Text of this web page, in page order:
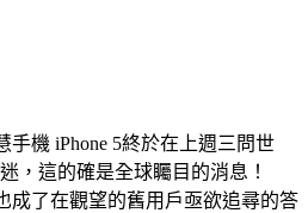
機 iPhone 5終於在上週三問世
，這的確是全球矚目的消息！
成了在觀望的舊用戶亟欲追尋的答